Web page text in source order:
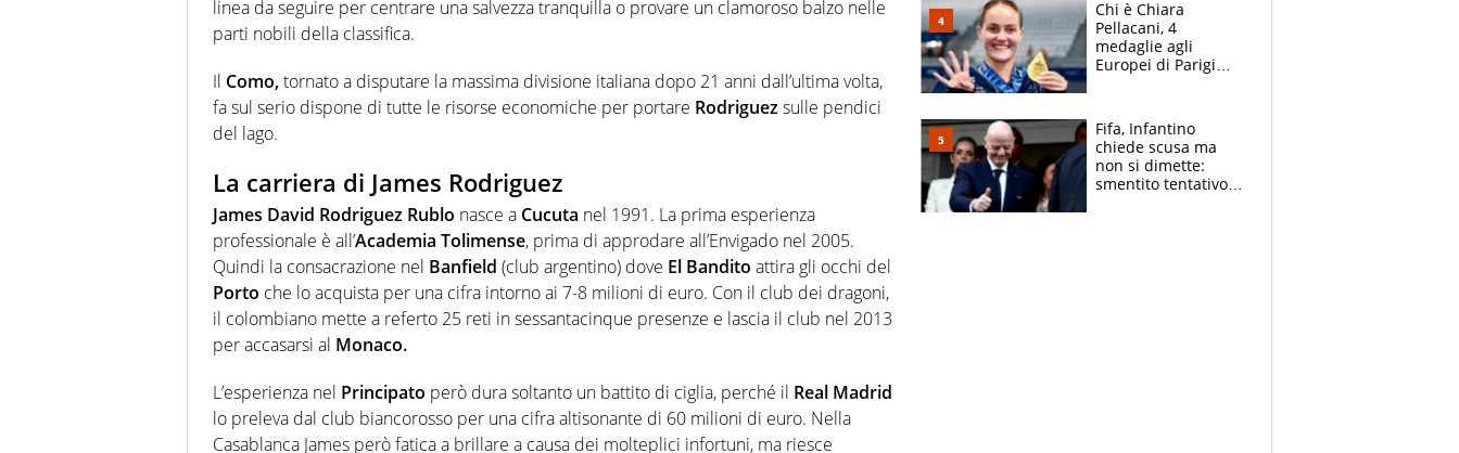
linea da seguire per centrare una salvezza tranquilla o provare un clamoroso balzo nelle
parti nobili della classifica.
Il Como,tornato a disputare la massima divisione italiana dopo 21 anni dall’ultima volta,
fa sul serio dispone di tutte le risorse economiche per portare Rodriguezsulle pendici
del lago.
La carriera di James Rodriguez
James David Rodriguez Rublo nasce a Cucuta nel 1991. La prima esperienza
professionale è all’Academia Tolimense, prima di approdare all’Envigado nel 2005.
Quindi la consacrazione nel Banfield (club argentino) dove El Bandito attira gli occhi del
Porto che lo acquista per una cifra intorno ai 7-8 milioni di euro. Con il club dei dragoni,
il colombiano mette a referto 25 reti in sessantacinque presenze e lascia il club nel 2013
per accasarsi al Monaco.
L’esperienza nel Principato però dura soltanto un battito di ciglia, perché il Real Madrid
lo preleva dal club biancorosso per una cifra altisonante di 60 milioni di euro. Nella
Casablanca James però fatica a brillare a causa dei molteplici infortuni, ma riesce
Chi è Chiara
Pellacani, 4
medaglie agli
Europei di Parigi
giornalista, mamma
insegnante e il
fratello calciatore
Fifa, Infantino
chiede scusa ma
non si dimette:
smentito tentativo di